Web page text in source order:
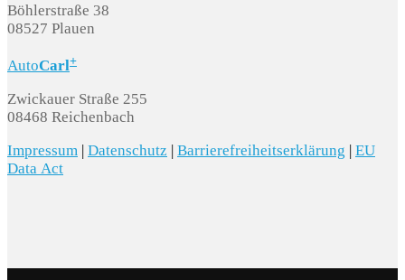
Böhlerstraße 38
08527 Plauen
AutoCarl+
Zwickauer Straße 255
08468 Reichenbach
Impressum | Datenschutz | Barrierefreiheitserklärung | EU
Data Act